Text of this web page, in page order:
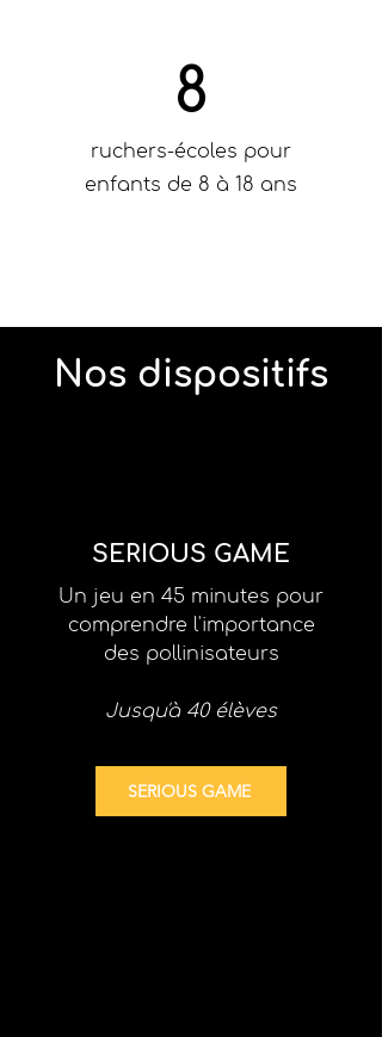
8
ruchers-écoles pour
enfants de 8 à 18 ans
Nos dispositifs
SERIOUS GAME
Un jeu en 45 minutes pour
comprendre l'importance
des pollinisateurs
Jusqu'à 40 élèves
SERIOUS GAME